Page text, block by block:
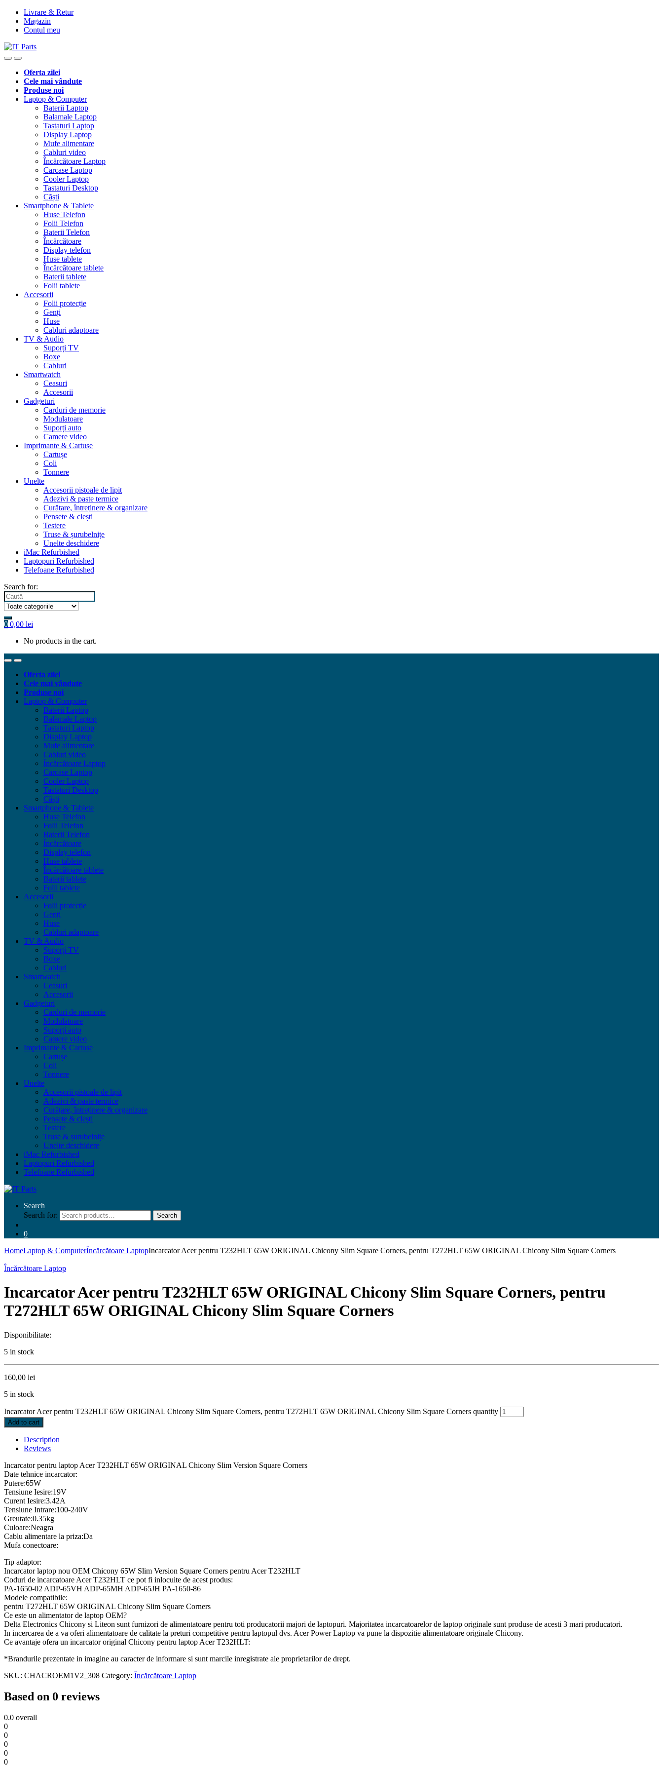
Livrare & Retur
Magazin
Contul meu
Oferta zilei
Cele mai vândute
Produse noi
Laptop & Computer
Baterii Laptop
Balamale Laptop
Tastaturi Laptop
Display Laptop
Mufe alimentare
Cabluri video
Încărcătoare Laptop
Carcase Laptop
Cooler Laptop
Tastaturi Desktop
Căști
Smartphone & Tablete
Huse Telefon
Folii Telefon
Baterii Telefon
Încărcătoare
Display telefon
Huse tablete
Încărcătoare tablete
Baterii tablete
Folii tablete
Accesorii
Folii protecție
Genți
Huse
Cabluri adaptoare
TV & Audio
Suporți TV
Boxe
Cabluri
Smartwatch
Ceasuri
Accesorii
Gadgeturi
Carduri de memorie
Modulatoare
Suporți auto
Camere video
Imprimante & Cartușe
Cartușe
Coli
Tonnere
Unelte
Accesorii pistoale de lipit
Adezivi & paste termice
Curățare, întreținere & organizare
Pensete & clești
Testere
Truse & șurubelnițe
Unelte deschidere
iMac Refurbished
Laptopuri Refurbished
Telefoane Refurbished
Search for:
0 0,00 lei
No products in the cart.
Oferta zilei
Cele mai vândute
Produse noi
Laptop & Computer
Baterii Laptop
Balamale Laptop
Tastaturi Laptop
Display Laptop
Mufe alimentare
Cabluri video
Încărcătoare Laptop
Carcase Laptop
Cooler Laptop
Tastaturi Desktop
Căști
Smartphone & Tablete
Huse Telefon
Folii Telefon
Baterii Telefon
Încărcătoare
Display telefon
Huse tablete
Încărcătoare tablete
Baterii tablete
Folii tablete
Accesorii
Folii protecție
Genți
Huse
Cabluri adaptoare
TV & Audio
Suporți TV
Boxe
Cabluri
Smartwatch
Ceasuri
Accesorii
Gadgeturi
Carduri de memorie
Modulatoare
Suporți auto
Camere video
Imprimante & Cartușe
Cartușe
Coli
Tonnere
Unelte
Accesorii pistoale de lipit
Adezivi & paste termice
Curățare, întreținere & organizare
Pensete & clești
Testere
Truse & șurubelnițe
Unelte deschidere
iMac Refurbished
Laptopuri Refurbished
Telefoane Refurbished
Search
Search for:
Search
0
HomeLaptop & ComputerÎncărcătoare LaptopIncarcator Acer pentru T232HLT 65W ORIGINAL Chicony Slim Square Corners, pentru T272HLT 65W ORIGINAL Chicony Slim Square Corners
Încărcătoare Laptop
Incarcator Acer pentru T232HLT 65W ORIGINAL Chicony Slim Square Corners, pentru
T272HLT 65W ORIGINAL Chicony Slim Square Corners
Disponibilitate:
5 in stock
160,00 lei
5 in stock
Incarcator Acer pentru T232HLT 65W ORIGINAL Chicony Slim Square Corners, pentru T272HLT 65W ORIGINAL Chicony Slim Square Corners quantity
Add to cart
Description
Reviews
Incarcator pentru laptop Acer T232HLT 65W ORIGINAL Chicony Slim Version Square Corners
Date tehnice incarcator:
Putere:65W
Tensiune Iesire:19V
Curent Iesire:3.42A
Tensiune Intrare:100-240V
Greutate:0.35kg
Culoare:Neagra
Cablu alimentare la priza:Da
Mufa conectoare:
Tip adaptor:
Incarcator laptop nou OEM Chicony 65W Slim Version Square Corners pentru Acer T232HLT
Coduri de incarcatoare Acer T232HLT ce pot fi inlocuite de acest produs:
PA-1650-02 ADP-65VH ADP-65MH ADP-65JH PA-1650-86
Modele compatibile:
pentru T272HLT 65W ORIGINAL Chicony Slim Square Corners
Ce este un alimentator de laptop OEM?
Delta Electronics Chicony si Liteon sunt furnizori de alimentatoare pentru toti producatorii majori de laptopuri. Majoritatea incarcatoarelor de laptop originale sunt produse de acesti 3 mari producatori.
In incercarea de a va oferi alimentatoare de calitate la preturi competitive pentru laptopul dvs. Acer Power Laptop va pune la dispozitie alimentatoare originale Chicony.
Ce avantaje ofera un incarcator original Chicony pentru laptop Acer T232HLT:
*Brandurile prezentate in imagine au caracter de informare si sunt marcile inregistrate ale proprietarilor de drept.
SKU: CHACROEM1V2_308 Category: Încărcătoare Laptop
Based on 0 reviews
0.0 overall
0
0
0
0
0